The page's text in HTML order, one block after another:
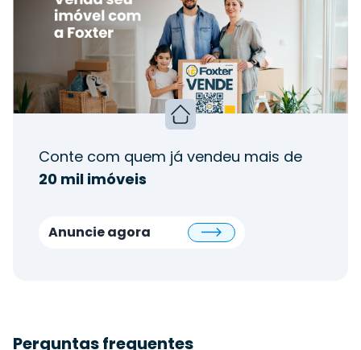
Conte com quem já vendeu mais de
20 mil imóveis
Anuncie agora
Perguntas frequentes